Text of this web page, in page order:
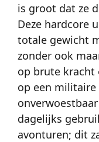
is groot dat ze
Deze hardcore
totale gewicht
zonder ook
op brute kracht
op een militaire
dagelijks
avonturen; dit